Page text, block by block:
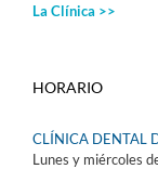
La Clínica >>
HORARIO
CLÍNICA DENTAL
Lunes y miércoles